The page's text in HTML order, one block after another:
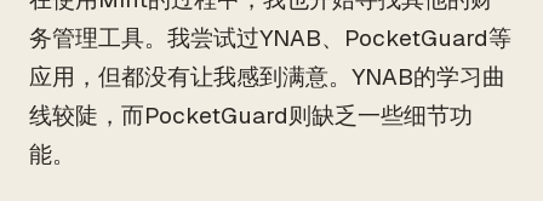
务管理工具。我尝试过YNAB、PocketGuard等
应用，但都没有让我感到满意。YNAB的学习曲
线较陡，而PocketGuard则缺乏一些细节功
能。